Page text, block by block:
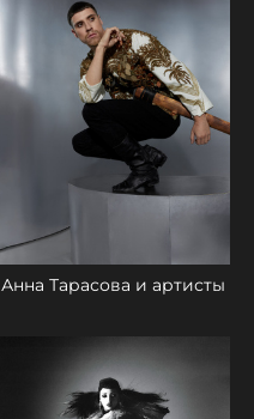
Анна Тарасова и артисты